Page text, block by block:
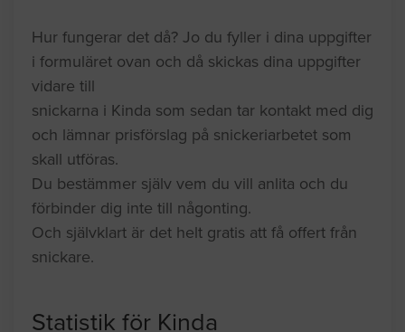
Hur fungerar det då? Jo du fyller i dina uppgifter
i formuläret ovan och då skickas dina uppgifter
vidare till
snickarna i Kinda som sedan tar kontakt med dig
och lämnar prisförslag på snickeriarbetet som
skall utföras.
Du bestämmer själv vem du vill anlita och du
förbinder dig inte till någonting.
Och självklart är det helt gratis att få offert från
snickare.
Statistik för Kinda